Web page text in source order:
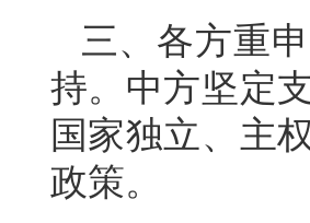
三、各方重
持。中方坚定
国家独立、主
政策。